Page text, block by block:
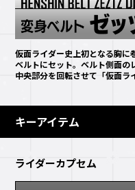
仮面ライダー史上初となる胸に
ベルトにセット。ベルト側面の
中央部分を回転させて「仮面ラ
キーアイテム
ライダーカプセム